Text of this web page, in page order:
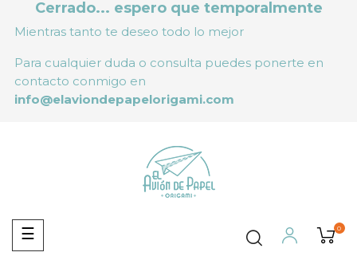
Cerrado... espero que temporalmente
Mientras tanto te deseo todo lo mejor
Para cualquier duda o consulta puedes ponerte en
contacto conmigo en
info@elaviondepapelorigami.com
Navegación
de
☰ 0